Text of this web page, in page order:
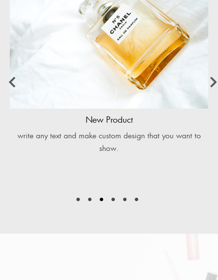
New Product
write any text and make custom design that you want to
show.